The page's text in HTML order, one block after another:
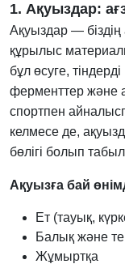
1. Ақуыздар:
Ақуыздар — біздің
құрылыс
бұл өсуге,
ферменттер және
спортпен
келмесе де,
бөлігі болып
Ақуызға бай
Ет (тауық,
Балық және
Жұмыртқа